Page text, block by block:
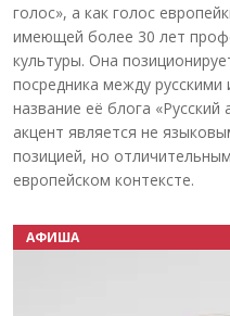
голос», а как голос
имеющей более 30 лет
культуры. Она
посредника между
название её блога «Русский
акцент является не
позицией, но
европейском контексте.
АФИША